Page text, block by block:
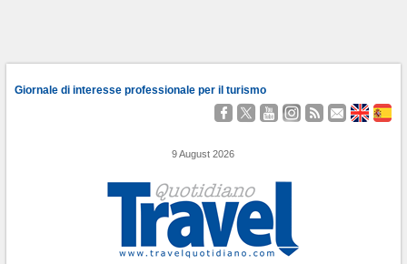
Giornale di interesse professionale per il turismo
SeguiciSeguiGuardaciSeguiciSeguiContattaci
About
9 August 2026